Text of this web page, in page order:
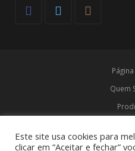
Quem
Este site usa cookies para
clicar em “Aceitar e fechar”